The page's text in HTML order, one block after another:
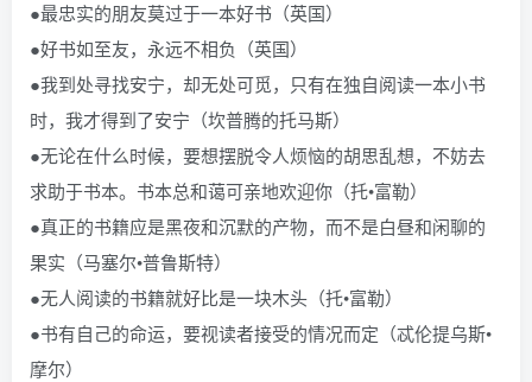
●最忠实的朋友莫过于一本好书（英国）
●好书如至友，永远不相负（英国）
●我到处寻找安宁，却无处可觅，只有在独自阅读一本小书
时，我才得到了安宁（坎普腾的托马斯）
●无论在什么时候，要想摆脱令人烦恼的胡思乱想，不妨去
求助于书本。书本总和蔼可亲地欢迎你（托•富勒）
●真正的书籍应是黑夜和沉默的产物，而不是白昼和闲聊的
果实（马塞尔•普鲁斯特）
●无人阅读的书籍就好比是一块木头（托•富勒）
●书有自己的命运，要视读者接受的情况而定（忒伦提乌斯•
摩尔）